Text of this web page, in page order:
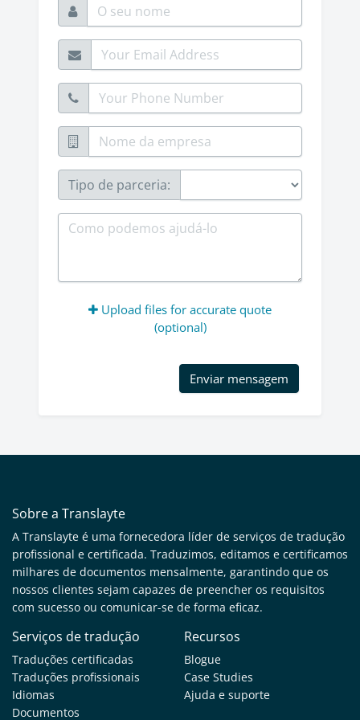
O seu nome
Endereço de email
Your Phone Number
Nome da empresa
Tipo de parceria
Tipo de parceria:
Mensagem
Upload files for accurate quote
(optional)
Enviar mensagem
Sobre a Translayte
A Translayte é uma fornecedora líder de serviços de tradução
profissional e certificada. Traduzimos, editamos e certificamos
milhares de documentos mensalmente, garantindo que os
nossos clientes sejam capazes de preencher os requisitos
com sucesso ou comunicar-se de forma eficaz.
Serviços de tradução
Traduções certificadas
Traduções profissionais
Idiomas
Documentos
Recursos
Blogue
Case Studies
Ajuda e suporte